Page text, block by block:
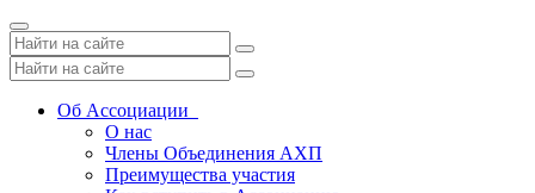
Toggle
navigation
Об Ассоциации
О нас
Члены Объединения АХП
Преимущества участия